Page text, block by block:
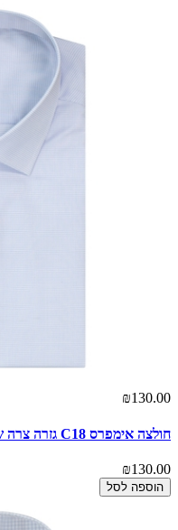
₪130.00
חולצה אימפרס C18 גזרה צרה שרוול ארוך
₪130.00
הוספה לסל